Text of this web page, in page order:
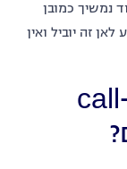
נמשיך כמובן
זה יוביל ואין
מדוע מצופה מנציגים ב-call